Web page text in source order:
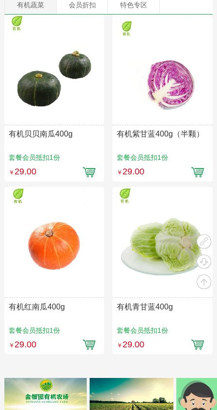
有机蔬菜 会员折扣 特色专区
有机贝贝南瓜400g
套餐会员抵扣1份
￥ 29.00
有机紫甘蓝400g（半颗）
套餐会员抵扣1份
￥29.00
有机红南瓜400g
套餐会员抵扣1份
￥ 29.00
有机青甘蓝400g
套餐会员抵扣1份
￥ 29.00